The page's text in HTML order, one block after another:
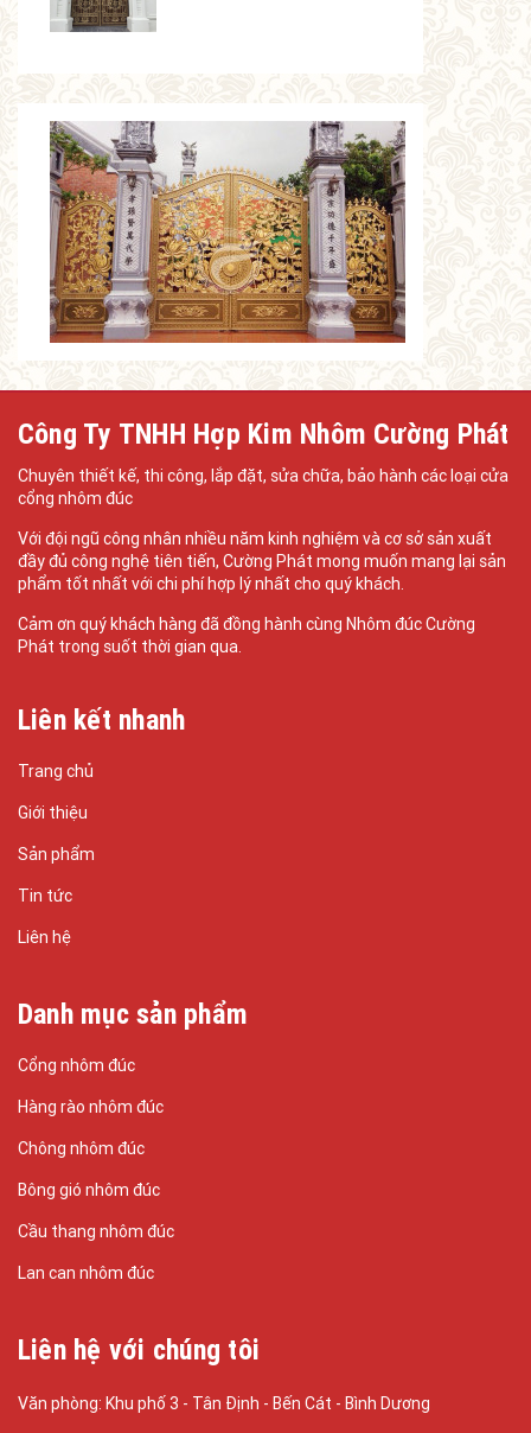
Công Ty TNHH Hợp Kim Nhôm Cường Phát
Chuyên thiết kế, thi công, lắp đặt, sửa chữa, bảo hành các loại cửa
cổng nhôm đúc
Với đội ngũ công nhân nhiều năm kinh nghiệm và cơ sở sản xuất
đầy đủ công nghệ tiên tiến, Cường Phát mong muốn mang lại sản
phẩm tốt nhất với chi phí hợp lý nhất cho quý khách.
Cảm ơn quý khách hàng đã đồng hành cùng Nhôm đúc Cường
Phát trong suốt thời gian qua.
Liên kết nhanh
Trang chủ
Giới thiệu
Sản phẩm
Tin tức
Liên hệ
Danh mục sản phẩm
Cổng nhôm đúc
Hàng rào nhôm đúc
Chông nhôm đúc
Bông gió nhôm đúc
Cầu thang nhôm đúc
Lan can nhôm đúc
Liên hệ với chúng tôi
Văn phòng: Khu phố 3 - Tân Định - Bến Cát - Bình Dương